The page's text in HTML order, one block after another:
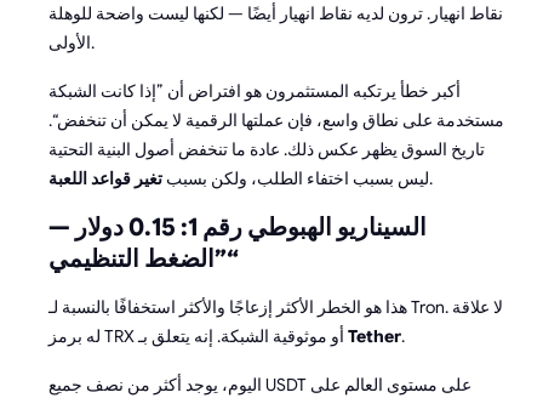
نقاط انهيار. ترون لديه نقاط انهيار أيضًا — لكنها ليست واضحة للوهلة
الأولى.
أكبر خطأ يرتكبه المستثمرون هو افتراض أن ”إذا كانت الشبكة
مستخدمة على نطاق واسع، فإن عملتها الرقمية لا يمكن أن تنخفض“.
تاريخ السوق يظهر عكس ذلك. عادة ما تنخفض أصول البنية التحتية
ليس بسبب اختفاء الطلب، ولكن بسبب تغير قواعد اللعبة .
السيناريو الهبوطي رقم 1: 0.15 دولار —
”الضغط التنظيمي“
هذا هو الخطر الأكثر إزعاجًا والأكثر استخفافًا بالنسبة لـ Tron. لا علاقة
Tether.
اليوم، يوجد أكثر من نصف جميع USDT على مستوى العالم على